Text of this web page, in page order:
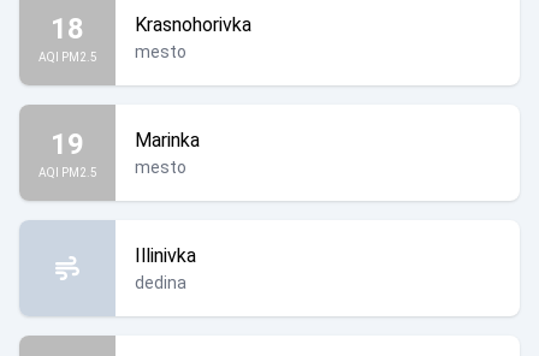
18
AQI PM2.5
Krasnohorivka
mesto
19
AQI PM2.5
Marinka
mesto
Illinivka
dedina